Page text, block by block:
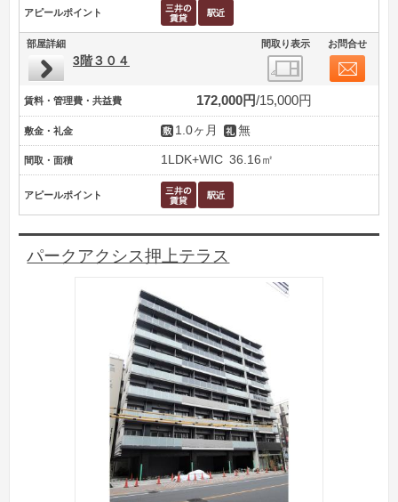
アピールポイント
部屋詳細 間取り表示 お問合せ
3階３０４
賃料・管理費・共益費 172,000円 15,000円
敷金・礼金 1.0ヶ月 無
間取・面積 1LDK+WIC 36.16㎡
アピールポイント
パークアクシス押上テラス